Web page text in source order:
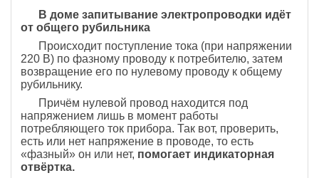
В доме запитывание электропроводки идёт
от общего рубильника
Происходит поступление тока (при напряжении
220 В) по фазному проводу к потребителю, затем
возвращение его по нулевому проводу к общему
рубильнику.
Причём нулевой провод находится под
напряжением лишь в момент работы
потребляющего ток прибора. Так вот, проверить,
есть или нет напряжение в проводе, то есть
«фазный» он или нет, помогает индикаторная
отвёртка.